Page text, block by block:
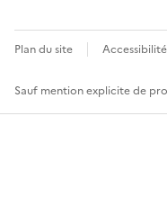
Plan du site
Sauf mention explicite de